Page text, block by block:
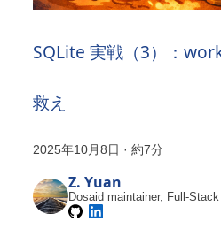
SQLite 実戦（3）：
救え
2025年10月8日 ·約7分
Z. Yuan
Dosaid maintainer, Full-Stack
Engineer